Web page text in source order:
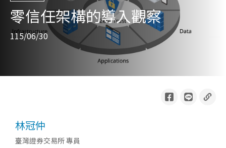
零信任架構的導入觀察
115/06/30
林冠仲
臺灣證券交易所 專員